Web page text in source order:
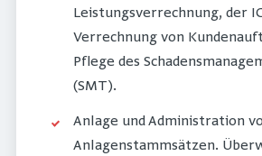
Leistungsverrechnung, der
Verrechnung von
Pflege des
(SMT).
Anlage und Administration
Anlagenstammsätzen.